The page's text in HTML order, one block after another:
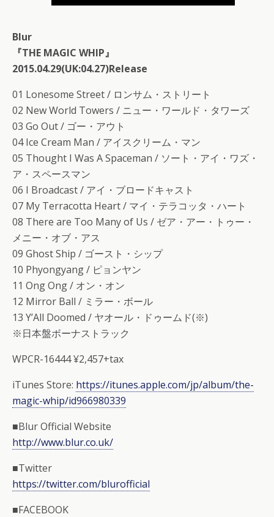
Blur
『THE MAGIC WHIP』
2015.04.29(UK:04.27)Release
01 Lonesome Street / ロンサム・ストリート
02 New World Towers / ニュー・ワールド・タワーズ
03 Go Out / ゴー・アウト
04 Ice Cream Man / アイスクリーム・マン
05 Thought I Was A Spaceman / ソート・アイ・ワズ・
ア・スペースマン
06 I Broadcast / アイ・ブロードキャスト
07 My Terracotta Heart / マイ・テラコッタ・ハート
08 There are Too Many of Us / ゼア・アー・トゥー・
メニー・オブ・アス
09 Ghost Ship / ゴースト・シップ
10 Phyongyang / ピョンヤン
11 Ong Ong / オン・オン
12 Mirror Ball / ミラー・ボール
13 Y’All Doomed / ヤオール・ドゥームド(※)
※日本盤ボーナストラック
WPCR-16444 ¥2,457+tax
iTunes Store: https://itunes.apple.com/jp/album/the-
magic-whip/id966980339
■Blur Official Website
http://www.blur.co.uk/
■Twitter
https://twitter.com/blurofficial
■FACEBOOK